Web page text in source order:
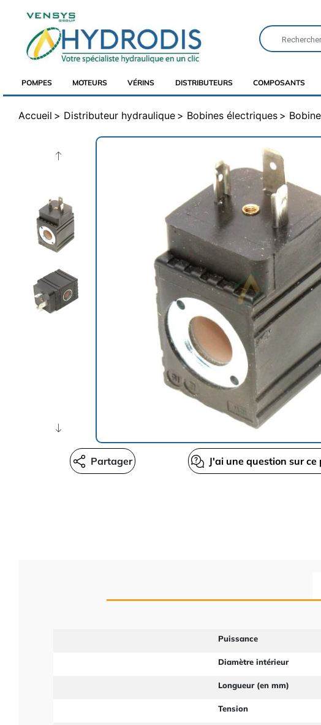
POMPES MOTEURS VÉRINS DISTRIBUTEURS COMPOSANTS
Accueil Distributeur hydraulique Bobines électriques
J'ai une question sur ce
Partager
Puissance
Diamètre intérieur
Longueur (en mm)
Tension